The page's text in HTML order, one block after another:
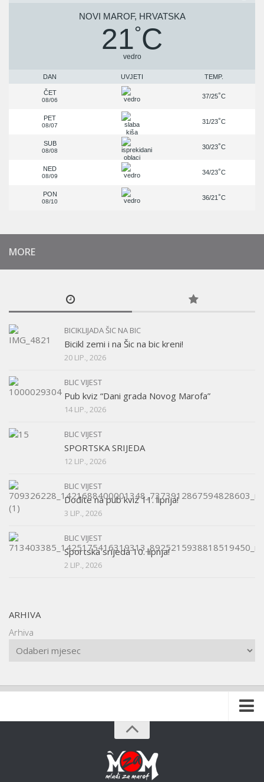
NOVI MAROF, HRVATSKA
21°C
vedro
DAN UVJETI TEMP.
ČET
08/06
37/25°C
PET
08/07
31/23°C
SUB
08/08
30/23°C
NED
08/09
34/23°C
PON
08/10
36/21°C
MORE
BICIKLIJADA ŠIC NA BIC
Bicikl zemi i na Šic na bic kreni!
20 LIP., 2026
BLIC VIJEST
Pub kviz “Dani grada Novog Marofa”
14 LIP., 2026
BLIC VIJEST
SPORTSKA SRIJEDA
12 LIP., 2026
BLIC VIJEST
Dođite na pub kviz 11. lipnja!
3 LIP., 2026
BLIC VIJEST
Sportska srijeda 10. lipnja!
2 LIP., 2026
ARHIVA
Arhiva